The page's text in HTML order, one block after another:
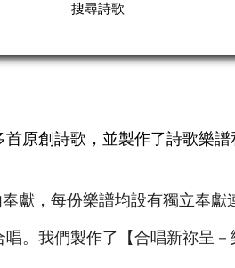
原創詩歌，並製作了詩歌樂譜
獻，每份樂譜均設有獨立奉獻
。我們製作了【合唱新祢呈